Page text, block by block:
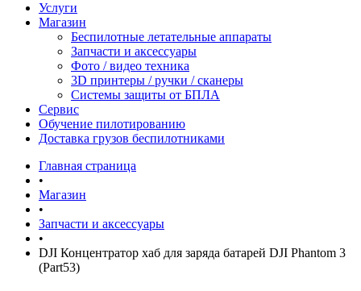
Услуги
Магазин
Беспилотные летательные аппараты
Запчасти и аксессуары
Фото / видео техника
3D принтеры / ручки / сканеры
Системы защиты от БПЛА
Сервис
Обучение пилотированию
Доставка грузов беспилотниками
Главная страница
•
Магазин
•
Запчасти и аксессуары
•
DJI Концентратор хаб для заряда батарей DJI Phantom 3
(Part53)